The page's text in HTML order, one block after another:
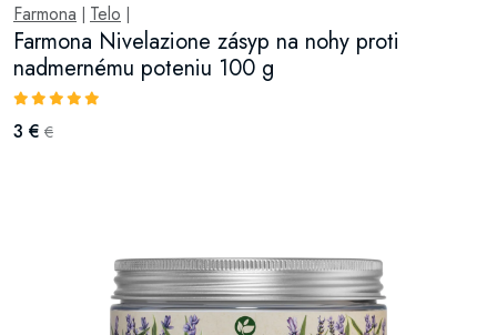
Farmona Telo
Farmona Nivelazione zásyp na nohy proti
nadmernému poteniu 100 g
3 € €